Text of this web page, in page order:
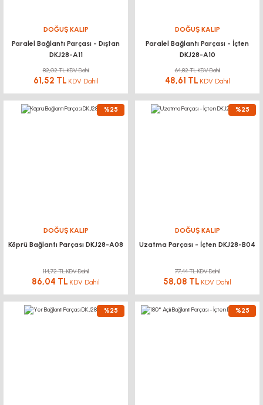
DOĞUŞ KALIP
Paralel Bağlantı Parçası - Dıştan
DKJ28-A11
82,02 TL KDV Dahil
61,52 TL KDV Dahil
DOĞUŞ KALIP
Paralel Bağlantı Parçası - İçten
DKJ28-A10
64,82 TL KDV Dahil
48,61 TL KDV Dahil
%25
DOĞUŞ KALIP
Köprü Bağlantı Parçası DKJ28-A08
114,72 TL KDV Dahil
86,04 TL KDV Dahil
%25
DOĞUŞ KALIP
Uzatma Parçası - İçten DKJ28-B04
77,44 TL KDV Dahil
58,08 TL KDV Dahil
%25 %25